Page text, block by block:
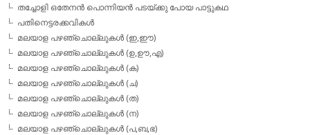
തച്ചോളി ഒതേനൻ പൊന്നിയൻ പടയ്‌ക്കു പോയ പാട്ടുകഥ
പതിനെട്ടരക്കവികള്‍
മലയാള പഴഞ്ചൊല്ലുകള്‍ (ഇ,ഈ)
മലയാള പഴഞ്ചൊല്ലുകള്‍ (ഉ,ഊ,എ)
മലയാള പഴഞ്ചൊല്ലുകള്‍ (ക)
മലയാള പഴഞ്ചൊല്ലുകള്‍ (ച)
മലയാള പഴഞ്ചൊല്ലുകള്‍ (ത)
മലയാള പഴഞ്ചൊല്ലുകള്‍ (ന)
മലയാള പഴഞ്ചൊല്ലുകള്‍ (പ,ബ,ഭ)